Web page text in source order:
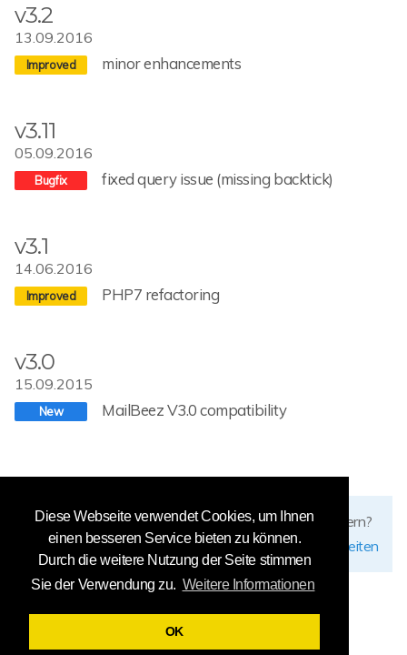
Diese Webseite verwendet Cookies, um Ihnen
einen besseren Service bieten zu können.
Durch die weitere Nutzung der Seite stimmen
Sie der Verwendung zu. Weitere Informationen
OK
v3.2
13.09.2016
minor enhancements
v3.11
05.09.2016
fixed query issue (missing backtick)
v3.1
14.06.2016
PHP7 refactoring
v3.0
15.09.2015
MailBeez V3.0 compatibility
Fehler gefunden? Möchten Sie diese Seite verbessern?
diese Seite bearbeiten